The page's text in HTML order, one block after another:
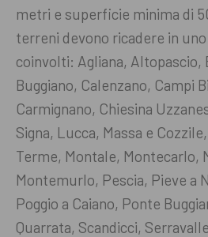
metri e superficie minima di
terreni devono ricadere in uno
coinvolti: Agliana, Altopascio,
Buggiano, Calenzano, Campi
Carmignano, Chiesina
Signa, Lucca, Massa e
Terme, Montale, Montecarlo,
Montemurlo, Pescia, Pieve a
Poggio a Caiano, Ponte
Quarrata, Scandicci,